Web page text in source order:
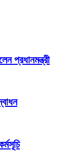
প্রধানমন্ত্রী